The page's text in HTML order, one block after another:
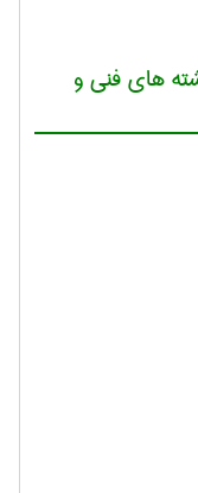
های فنی و